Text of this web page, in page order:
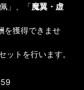
」、「魔翼・虚
を獲得できませ
ットを行います。